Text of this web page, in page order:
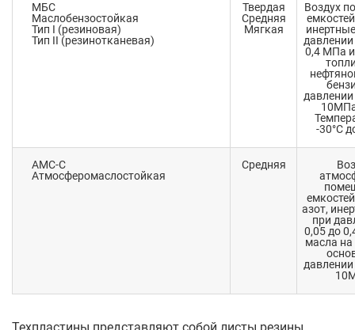
МБС
Маслобензостойкая
Тип I (резиновая)
Тип II (резинотканевая)
Твердая
Средняя
Мягкая
Воздух
0,4 МПа
-30°C
АМС-С
Атмосферомаслостойкая
Средняя
азот,
при
0,05 до
масла